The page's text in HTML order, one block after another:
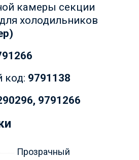
камеры секции
холодильников
код: 9791138
9791266
Прозрачный